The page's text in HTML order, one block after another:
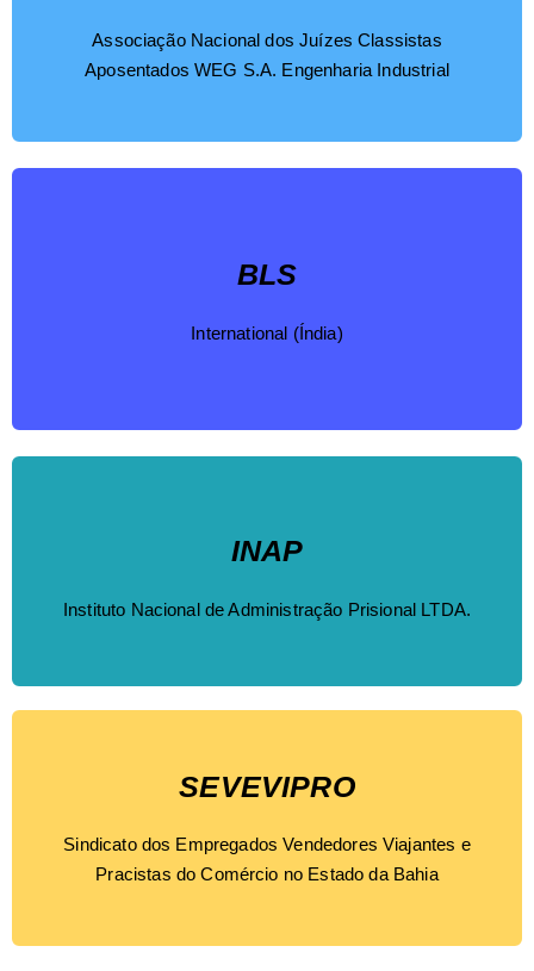
Associação Nacional dos Juízes Classistas
Aposentados WEG S.A. Engenharia Industrial
BLS
International (Índia)
INAP
Instituto Nacional de Administração Prisional LTDA.
SEVEVIPRO
Sindicato dos Empregados Vendedores Viajantes e
Pracistas do Comércio no Estado da Bahia